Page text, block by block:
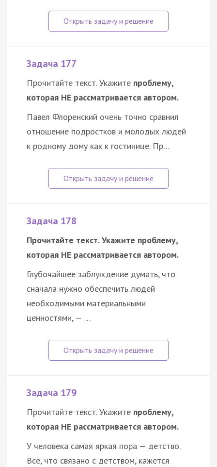
Задача 177
Прочитайте текст. Укажите проблему,
которая НЕ рассматривается автором.
Павел Флоренский очень точно сравнил
отношение подростков и молодых людей
к родному дому как к гостинице. Пр…
Задача 178
Прочитайте текст. Укажите проблему,
которая НЕ рассматривается автором.
Глубочайшее заблуждение думать, что
сначала нужно обеспечить людей
необходимыми материальными
ценностями, — …
Задача 179
Прочитайте текст. Укажите проблему,
которая НЕ рассматривается автором.
У человека самая яркая пора — детство.
Всё, что связано с детством, кажется